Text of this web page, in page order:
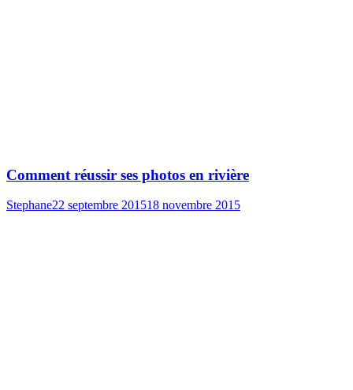
Comment réussir ses photos en rivière
Stephane22 septembre 201518 novembre 2015